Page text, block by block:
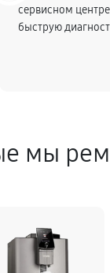
сервисном
быструю
мы